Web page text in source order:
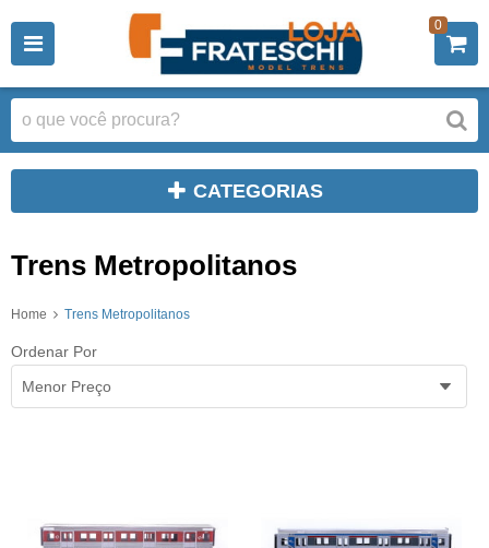
0
CATEGORIAS
Trens Metropolitanos
Home Trens Metropolitanos
Ordenar Por
Menor Preço